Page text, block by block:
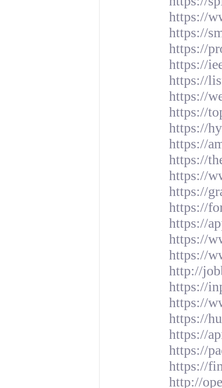
https://
https://
https://
https://
https://
https://
https://
https://
https://
https://
https://
https://
https://
https://
https://
https://
http://
https://
https://
https://
https://
https://
https://
http://